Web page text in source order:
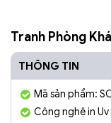
Tranh Phòng
THÔNG TIN
Mã sản phẩm:
Công nghệ in